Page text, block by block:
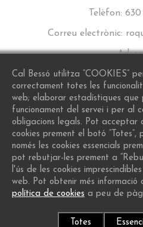
Telèfon: 630
Correu electrònic:
Carrer de Sant Lluís, 16,
© 2026 Cal Bessó - Vols
Cal Bessó utilitza “COOKIES”
correctament totes les
web; elaborar estadístiques que
funcionament del servei i per al
obligacions legals. Pot acceptar
cookies prement el botó
només les cookies essencials
pot rebutjar-les prement a
l'ús de les cookies
web. Pot obtenir més informació
política de cookies a peu de
Totes